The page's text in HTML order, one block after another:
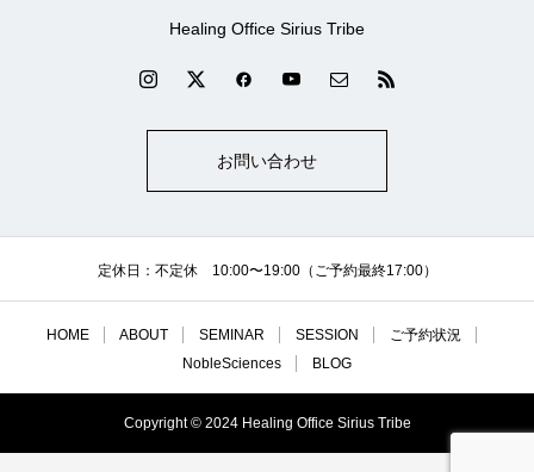
Healing Office Sirius Tribe
お問い合わせ
定休日：不定休 10:00〜19:00（ご予約最終17:00）
HOME ABOUT SEMINAR SESSION
ご予約状況
NobleSciences
BLOG
Copyright © 2024 Healing Office Sirius Tribe